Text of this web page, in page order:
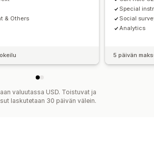
& Others
Special
Social
Analytics
5 päivän
valuutassa USD. Toistuvat ja
laskutetaan 30 päivän välein.